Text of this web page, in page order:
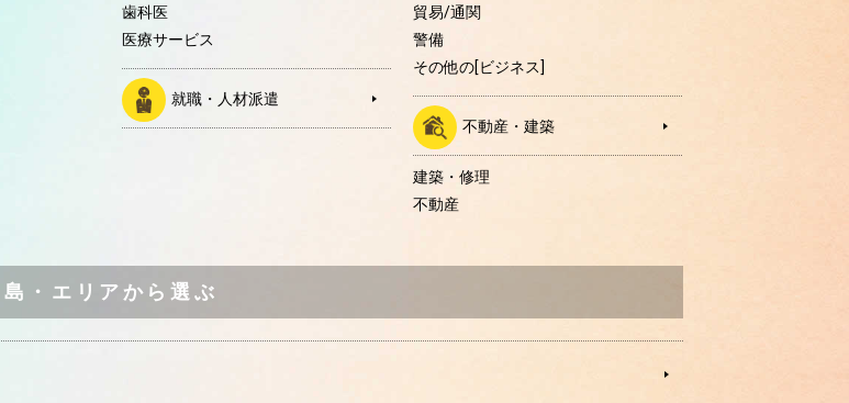
歯科医
医療サービス
就職・人材派遣
貿易/通関
警備
その他の[ビジネス]
不動産・建築
建築・修理
不動産
島・エリアから選ぶ